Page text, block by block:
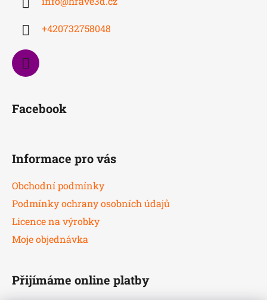
+420732758048
Facebook
Informace pro vás
Obchodní podmínky
Podmínky ochrany osobních údajů
Licence na výrobky
Moje objednávka
Přijímáme online platby